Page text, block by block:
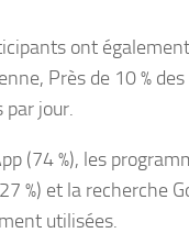
ont
Près de 10 %
par jour.
(74 %), les
%) et la recherche
utilisées.